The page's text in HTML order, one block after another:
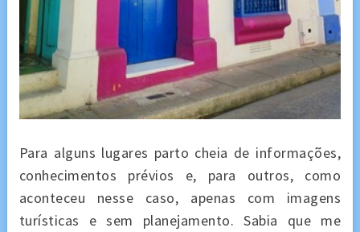
Para alguns lugares parto cheia de informações,
conhecimentos prévios e, para outros, como
aconteceu nesse caso, apenas com imagens
turísticas e sem planejamento. Sabia que me